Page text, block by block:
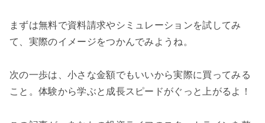
まずは無料で資料請求やシミュレーションを試してみ
て、実際のイメージをつかんでみようね。
次の一歩は、小さな金額でもいいから実際に買ってみる
こと。体験から学ぶと成長スピードがぐっと上がるよ！